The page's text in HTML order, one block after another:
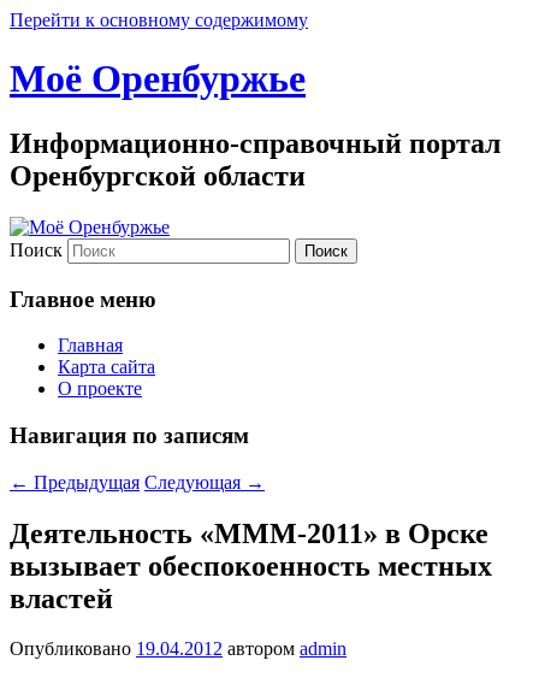
Перейти к основному содержимому
Моё Оренбуржье
Информационно-справочный портал
Оренбургской области
Поиск
Главное меню
Главная
Карта сайта
О проекте
Навигация по записям
← Предыдущая Следующая →
Деятельность «МММ-2011» в Орске
вызывает обеспокоенность местных
властей
Опубликовано 19.04.2012 автором admin